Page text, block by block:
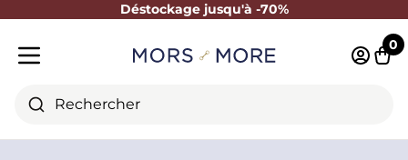
Déstockage jusqu'à -70%
Fermer
Rechercher
0